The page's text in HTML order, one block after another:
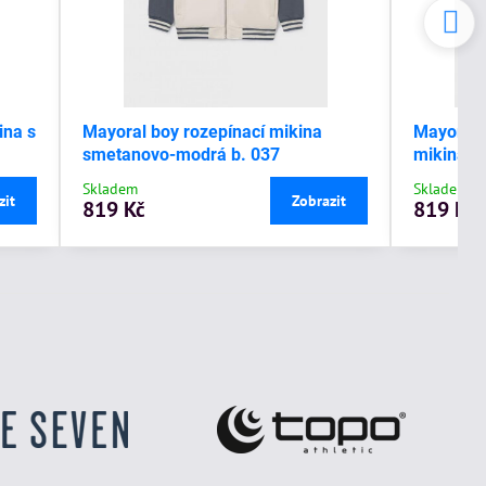
s
Mayoral boy rozepínací mikina
smetanovo-modrá b. 037
Skladem
819 Kč Zobrazit
Mayoral
mikina s
Skladem
819 Kč